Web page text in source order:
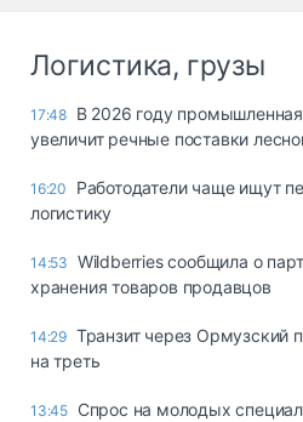
Логистика, грузы
17:48 В 2026 году
увеличит речные поставки
16:20
Работодатели чаще ищут
логистику
14:53 Wildberries сообщила о
хранения товаров продавцов
14:29 Транзит через Ормузский
на треть
13:45 Спрос на молодых